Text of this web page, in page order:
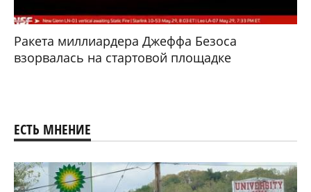
Ракета миллиардера Джеффа Безоса
взорвалась на стартовой площадке
ЕСТЬ МНЕНИЕ